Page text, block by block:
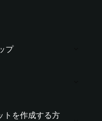
プ
トを作成する方